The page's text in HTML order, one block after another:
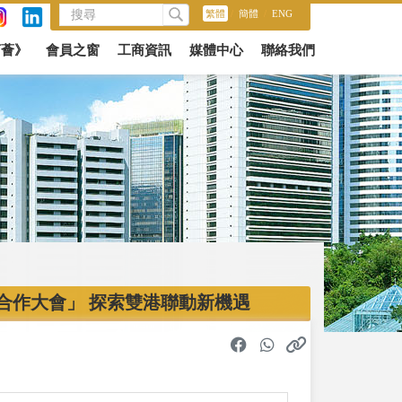
繁體 簡體 ENG
》 會員之窗 工商資訊 媒體中心 聯絡我們
作大會」 探索雙港聯動新機遇